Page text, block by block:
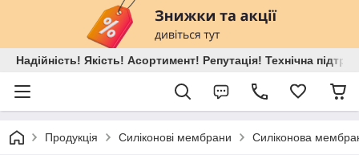
Надійність! Якість! Асортимент! Репутація! Технічна
Продукція Силіконові мембрани Силіконова